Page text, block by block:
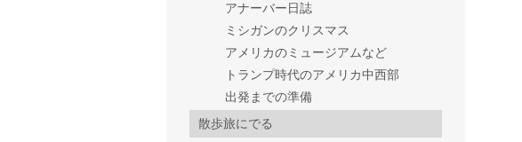
アナーバー日誌
ミシガンのクリスマス
アメリカのミュージアムなど
トランプ時代のアメリカ中西部
出発までの準備
散歩旅にでる